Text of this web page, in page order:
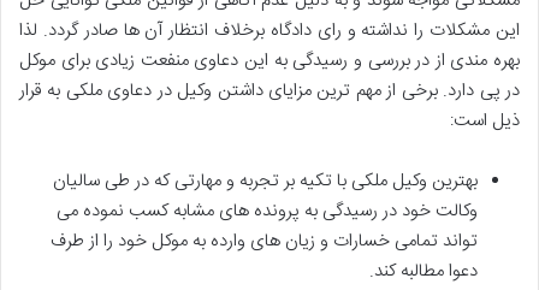
این مشکلات را نداشته و رای دادگاه برخلاف انتظار آن ها صادر گردد. لذا
بهره مندی از در بررسی و رسیدگی به این دعاوی منفعت زیادی برای موکل
در پی دارد. برخی از مهم ترین مزایای داشتن وکیل در دعاوی ملکی به قرار
ذیل است:
بهترین وکیل ملکی با تکیه بر تجربه و مهارتی که در طی سالیان
وکالت خود در رسیدگی به پرونده های مشابه کسب نموده می
تواند تمامی خسارات و زیان های وارده به موکل خود را از طرف
دعوا مطالبه کند.